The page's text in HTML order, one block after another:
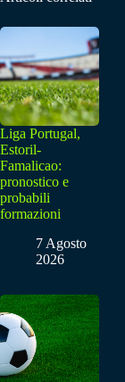
Liga Portugal,
Estoril-
Famalicao:
pronostico e
probabili
formazioni
7 Agosto
2026